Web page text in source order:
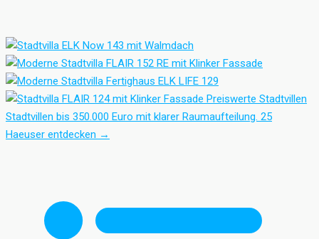
Preiswerte Stadtvillen
Stadtvillen bis 350.000 Euro mit klarer Raumaufteilung. 25
Haeuser entdecken →